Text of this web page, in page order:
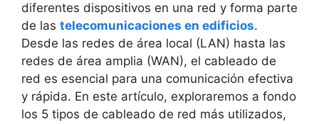
diferentes dispositivos en una red y forma parte
de las telecomunicaciones en edificios.
Desde las redes de área local (LAN) hasta las
redes de área amplia (WAN), el cableado de
red es esencial para una comunicación efectiva
y rápida. En este artículo, exploraremos a fondo
los 5 tipos de cableado de red más utilizados,